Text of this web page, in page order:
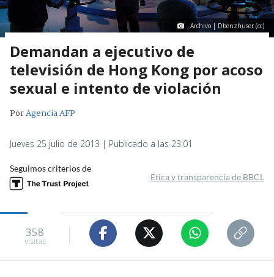
Archivo | Dbenzhuser (cc)
Demandan a ejecutivo de
televisión de Hong Kong por acoso
sexual e intento de violación
PorAgencia AFP
Jueves 25 julio de 2013 | Publicado a las 23:01
Seguimos criterios de
Ética y transparencia de BBCL
358
visitas